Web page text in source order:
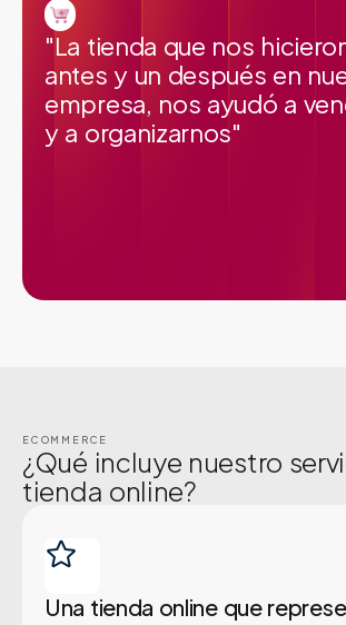
"La tienda que nos
antes y un después en
empresa, nos ayudó a
y a organizarnos"
ECOMMERCE
¿Qué incluye nuestro
tienda online?
Una tienda online que